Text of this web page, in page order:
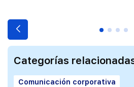
Categorías
Comunicación corporativa